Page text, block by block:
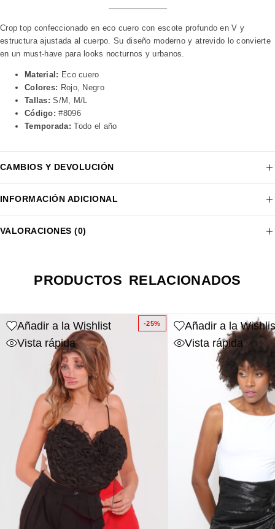
Crop top confeccionado en eco cuero con escote profundo en V y
estructura ajustada al cuerpo. Su diseño moderno y atrevido lo convierte
en un must-have para looks nocturnos y urbanos.
Material: Eco cuero
Colores: Rojo, Negro
Tallas: S/M, M/L
Código: #8096
Temporada: Todo el año
CAMBIOS Y DEVOLUCIÓN
INFORMACIÓN ADICIONAL
VALORACIONES (0)
PRODUCTOS RELACIONADOS
-25%
Añadir a la Wishlist
Vista rápida
Añadir a la
Vista rápida